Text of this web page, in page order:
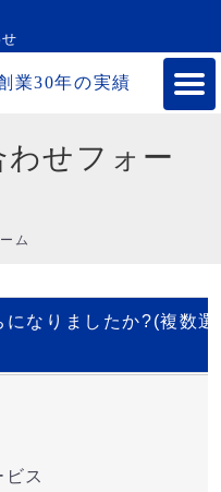
業30年の実績
せフォー
ム
になりましたか?(複数
ス